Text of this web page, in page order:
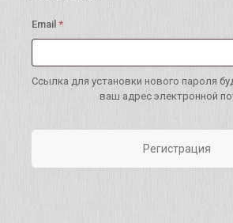
Email *Обязательно
Ссылка для установки нового пароля
ваш адрес электронной
Регистрация